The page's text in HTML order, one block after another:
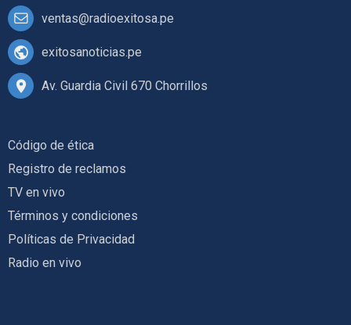
ventas@radioexitosa.pe
exitosanoticias.pe
Av. Guardia Civil 670 Chorrillos
Código de ética
Registro de reclamos
TV en vivo
Términos y condiciones
Políticas de Privacidad
Radio en vivo